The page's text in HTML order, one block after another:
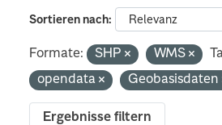
Sortieren nach
Formate: SHP WMS
opendata
Geobasisdaten
Ergebnisse filtern